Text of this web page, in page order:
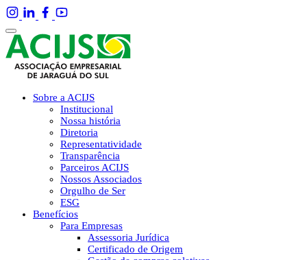
Sobre a ACIJS
Institucional
Nossa história
Diretoria
Representatividade
Transparência
Parceiros ACIJS
Nossos Associados
Orgulho de Ser
ESG
Benefícios
Para Empresas
Assessoria Jurídica
Certificado de Origem